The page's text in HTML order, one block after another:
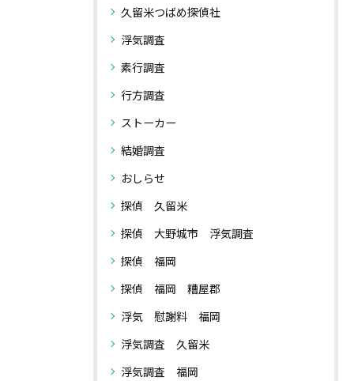
久留米つばめ探偵社
浮気調査
素行調査
行方調査
ストーカー
結婚調査
おしらせ
探偵 久留米
探偵 大野城市 浮気調査
探偵 福岡
探偵 福岡 糟屋郡
浮気 慰謝料 福岡
浮気調査 久留米
浮気調査 福岡